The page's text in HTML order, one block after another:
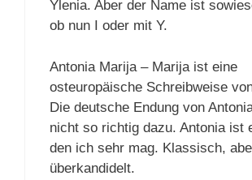
Ylenia. Aber der Name ist
ob nun I oder mit Y.
Antonia Marija – Marija ist eine
osteuropäische Schreibweise
Die deutsche Endung von
nicht so richtig dazu. Antonia ist
den ich sehr mag. Klassisch,
überkandidelt.